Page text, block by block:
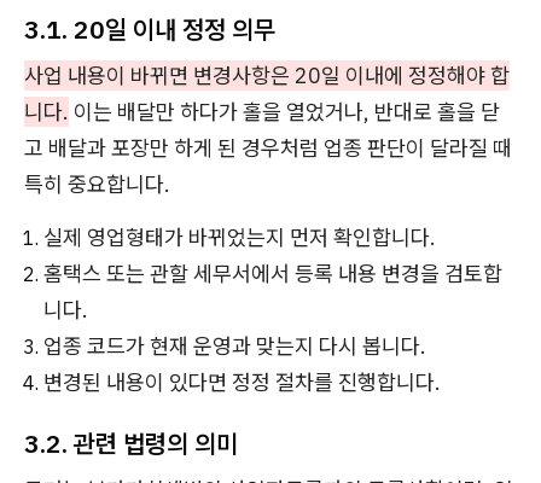
3.1. 20일 이내 정정 의무
사업 내용이 바뀌면 변경사항은 20일 이내에 정정해야 합
니다. 이는 배달만 하다가 홀을 열었거나, 반대로 홀을 닫
고 배달과 포장만 하게 된 경우처럼 업종 판단이 달라질 때
특히 중요합니다.
실제 영업형태가 바뀌었는지 먼저 확인합니다.
홈택스 또는 관할 세무서에서 등록 내용 변경을 검토합
니다.
업종 코드가 현재 운영과 맞는지 다시 봅니다.
변경된 내용이 있다면 정정 절차를 진행합니다.
3.2. 관련 법령의 의미